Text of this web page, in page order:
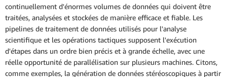
continuellement d'énormes volumes de données qui doivent être
traitées, analysées et stockées de manière efficace et fiable. Les
pipelines de traitement de données utilisés pour l'analyse
scientifique et les opérations tactiques supposent l'exécution
d'étapes dans un ordre bien précis et à grande échelle, avec une
réelle opportunité de parallélisation sur plusieurs machines. Citons,
comme exemples, la génération de données stéréoscopiques à partir